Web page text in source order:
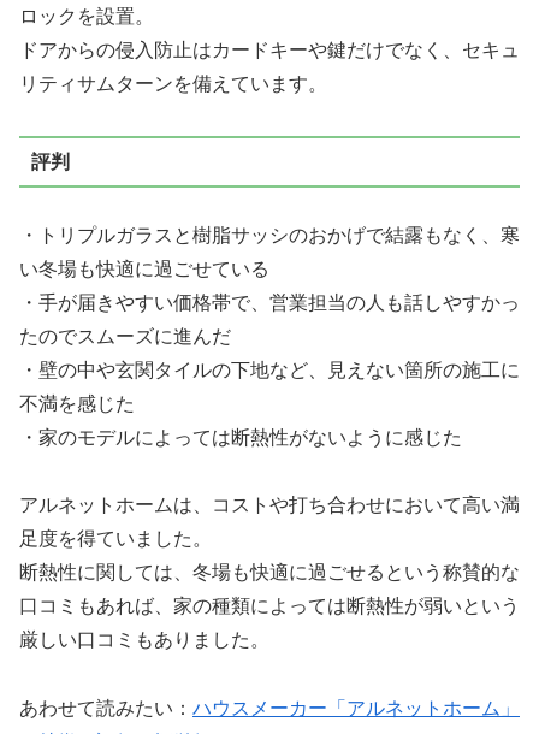
ロックを設置。
ドアからの侵入防止はカードキーや鍵だけでなく、セキュ
リティサムターンを備えています。
評判
・トリプルガラスと樹脂サッシのおかげで結露もなく、寒
い冬場も快適に過ごせている
・手が届きやすい価格帯で、営業担当の人も話しやすかっ
たのでスムーズに進んだ
・壁の中や玄関タイルの下地など、見えない箇所の施工に
不満を感じた
・家のモデルによっては断熱性がないように感じた
アルネットホームは、コストや打ち合わせにおいて高い満
足度を得ていました。
断熱性に関しては、冬場も快適に過ごせるという称賛的な
口コミもあれば、家の種類によっては断熱性が弱いという
厳しい口コミもありました。
あわせて読みたい： ハウスメーカー「アルネットホーム」